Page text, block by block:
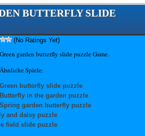
BUTTERFLY SLIDE
(No Ratings Yet)
Green garden butterfly slide puzzle Game.
Ähnliche Spiele:
Green butterfly slide puzzle
Butterfly in the garden puzzle
Spring garden butterfly puzzle
and daisy puzzle
field slide puzzle